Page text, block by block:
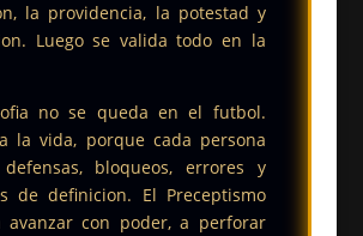
la providencia, la potestad y
Luego se valida todo en la
no se queda en el futbol.
la vida, porque cada persona
bloqueos, errores y
de definicion. El Preceptismo
avanzar con poder, a perforar